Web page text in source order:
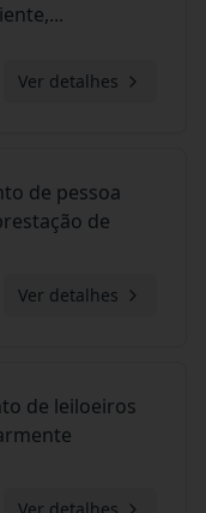
...
Ver detalhes
de pessoa
de
Ver detalhes
de leiloeiros